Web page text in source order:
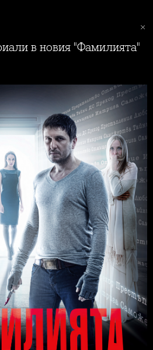
в новия "Фамилията"